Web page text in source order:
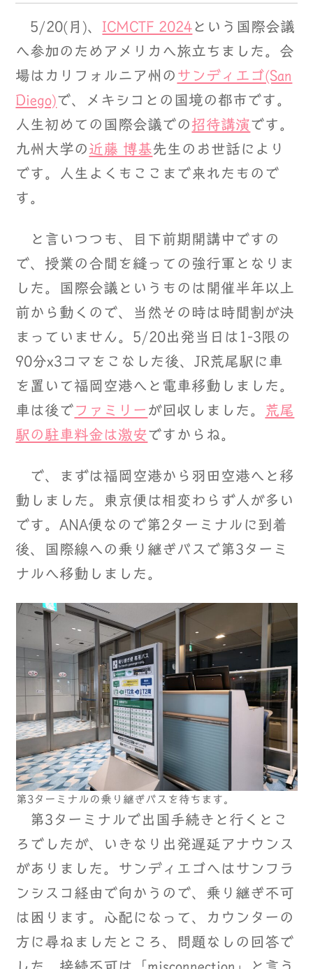
5/20(月)、 ICMCTF 2024 という国際会議
へ参加のためアメリカへ旅立ちました。会
場はカリフォルニア州の サンディエゴ(San
Diego)で、メキシコとの国境の都市です。
人生初めての国際会議での 招待講演です。
九州大学の 近藤 博基先生のお世話により
です。人生よくもここまで来れたもので
す。
と言いつつも、目下前期開講中ですの
で、授業の合間を縫っての強行軍となりま
した。国際会議というものは開催半年以上
前から動くので、当然その時は時間割が決
まっていません。5/20出発当日は1-3限の
90分x3コマをこなした後、JR荒尾駅に車
を置いて福岡空港へと電車移動しました。
車は後で ファミリー が回収しました。 荒尾
駅の駐車料金は激安ですからね。
で、まずは福岡空港から羽田空港へと移
動しました。東京便は相変わらず人が多い
です。ANA便なので第2ターミナルに到着
後、国際線への乗り継ぎバスで第3ターミ
ナルへ移動しました。
第3ターミナルの乗り継ぎバスを待ちます。
第3ターミナルで出国手続きと行くとこ
ろでしたが、いきなり出発遅延アナウンス
がありました。サンディエゴへはサンフラ
ンシスコ経由で向かうので、乗り継ぎ不可
は困ります。心配になって、カウンターの
方に尋ねましたところ、問題なしの回答で
した。接続不可は「misconnection」と言う